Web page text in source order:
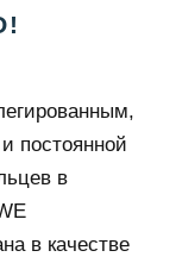
постоянной
в
в качестве